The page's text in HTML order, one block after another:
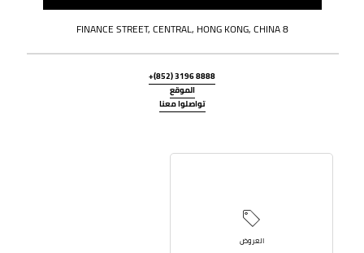
8 FINANCE STREET, CENTRAL, HONG KONG, CHINA
+(852) 3196 8888
الموقع
تواصلوا معنا
العروض